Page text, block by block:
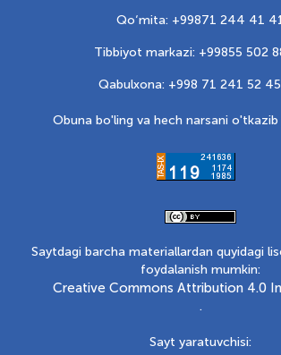
Qo‘mita: +99871 244 41
Tibbiyot markazi: +99855 502
Qabulxona: +998 71 241 52
Obuna bo'ling va hech narsani
Saytdagi barcha materiallardan quyidagi
foydalanish mumkin:
Creative Commons Attribution 4.0
.
Sayt yaratuvchisi: